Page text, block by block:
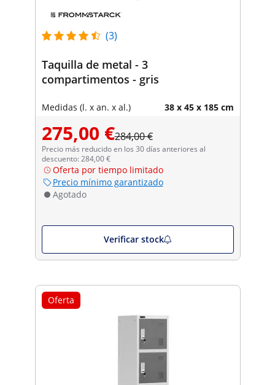
(3)
Taquilla de metal - 3
compartimentos - gris
Medidas (l. x an. x al.) 38 x 45 x 185 cm
275,00 €284,00 €
Precio más reducido en los 30 días anteriores al
descuento: 284,00 €
Oferta por tiempo limitado
Precio mínimo garantizado
Agotado
Verificar stock
Oferta